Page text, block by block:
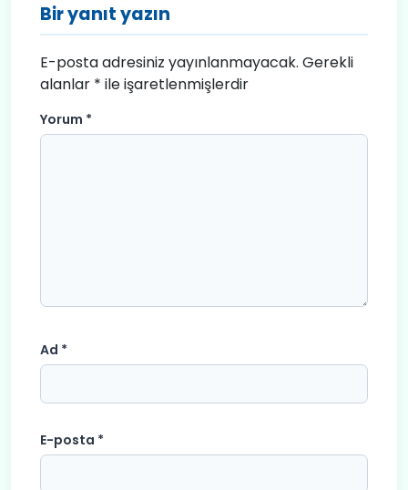
Bir yanıt yazın
E-posta adresiniz yayınlanmayacak. Gerekli
alanlar * ile işaretlenmişlerdir
Yorum *
Ad *
E-posta *